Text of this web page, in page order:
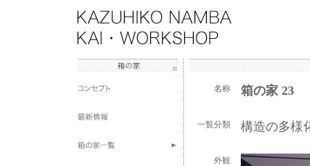
名称 箱の家 23
一覧分類 構造の多様
外観